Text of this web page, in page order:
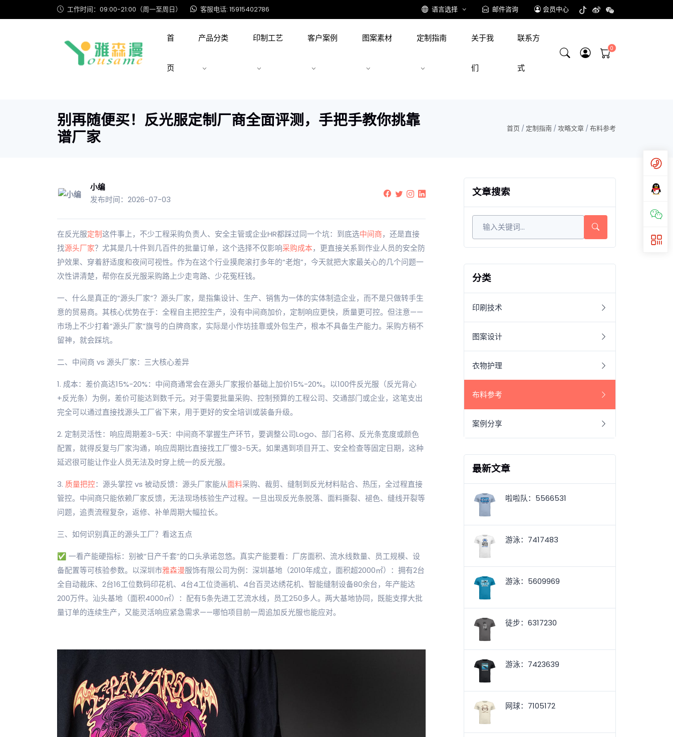
工作时间：09:00-21:00（周一至周日） 客服电话: 15915402786 语言选择 邮件咨询 会员中心
首
页
产品分类 印制工艺 客户案例 图案素材 定制指南 关于我
们
联系方
式
别再随便买！反光服定制厂商全面评测，手把手教你挑靠
谱厂家
首页 / 定制指南/攻略文章/布料参考
小编
发布时间：2026-07-03
在反光服定制这件事上，不少工程采购负责人、安全主管或企业HR都踩过同一个坑：到底选中间商，还是直接
找源头厂家？尤其是几十件到几百件的批量订单，这个选择不仅影响采购成本，更直接关系到作业人员的安全防
护效果、穿着舒适度和夜间可视性。作为在这个行业摸爬滚打多年的“老炮”，今天就把大家最关心的几个问题一
次性讲清楚，帮你在反光服采购路上少走弯路、少花冤枉钱。
一、什么是真正的“源头厂家”？源头厂家，是指集设计、生产、销售为一体的实体制造企业，而不是只做转手生
意的贸易商。其核心优势在于：全程自主把控生产，没有中间商加价，定制响应更快，质量更可控。但注意——
市场上不少打着“源头厂家”旗号的白牌商家，实际是小作坊挂靠或外包生产，根本不具备生产能力。采购方稍不
留神，就会踩坑。
二、中间商 vs 源头厂家：三大核心差异
1. 成本：差价高达15%-20%：中间商通常会在源头厂家报价基础上加价15%-20%。以100件反光服（反光背心
+反光条）为例，差价可能达到数千元。对于需要批量采购、控制预算的工程公司、交通部门或企业，这笔支出
完全可以通过直接找源头工厂省下来，用于更好的安全培训或装备升级。
2. 定制灵活性：响应周期差3-5天：中间商不掌握生产环节，要调整公司Logo、部门名称、反光条宽度或颜色
配置，就得反复与厂家沟通，响应周期比直接找工厂慢3-5天。如果遇到项目开工、安全检查等固定日期，这种
延迟很可能让作业人员无法及时穿上统一的反光服。
3. 质量把控：源头掌控 vs 被动反馈：源头厂家能从面料采购、裁剪、缝制到反光材料贴合、热压，全过程直接
管控。中间商只能依赖厂家反馈，无法现场核验生产过程。一旦出现反光条脱落、面料撕裂、褪色、缝线开裂等
问题，追责流程复杂，返修、补单周期大幅拉长。
三、如何识别真正的源头工厂？看这五点
✅ 一看产能硬指标：别被“日产千套”的口头承诺忽悠。真实产能要看：厂房面积、流水线数量、员工规模、设
备配置等可核验参数。以深圳市雅森漫服饰有限公司为例：深圳基地（2010年成立，面积超2000㎡）：拥有2台
全自动裁床、2台16工位数码印花机、4台4工位烫画机、4台百灵达绣花机、智能缝制设备80余台，年产能达
200万件。汕头基地（面积4000㎡）：配有5条先进工艺流水线，员工250多人。两大基地协同，既能支撑大批
量订单的连续生产，又能灵活响应紧急需求——哪怕项目前一周追加反光服也能应对。
文章搜索
分类
印刷技术
图案设计
衣物护理
布料参考
案例分享
最新文章
啦啦队：5566531
游泳：7417483
游泳：5609969
徒步：6317230
游泳：7423639
网球：7105172